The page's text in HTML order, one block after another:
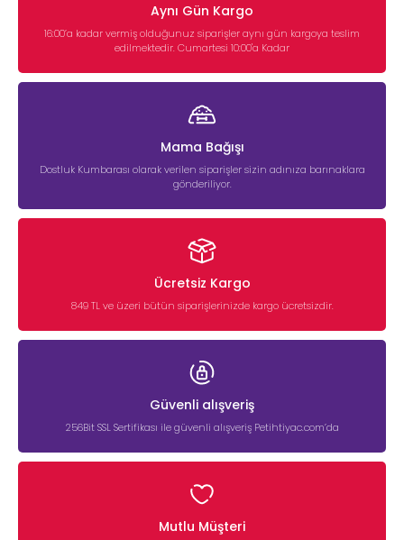
Aynı Gün Kargo
16:00’a kadar vermiş olduğunuz siparişler aynı gün kargoya teslim
edilmektedir. Cumartesi 10:00'a Kadar
Mama Bağışı
Dostluk Kumbarası olarak verilen siparişler sizin adınıza barınaklara
gönderiliyor.
Ücretsiz Kargo
849 TL ve üzeri bütün siparişlerinizde kargo ücretsizdir.
Güvenli alışveriş
256Bit SSL Sertifikası ile güvenli alışveriş Petihtiyac.com’da
Mutlu Müşteri